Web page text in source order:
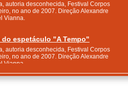
autoria desconhecida, Festival Corpos
no ano de 2007. Direção Alexandre
Vianna.
do espetáculo "A Tempo"
autoria desconhecida, Festival Corpos
no ano de 2007. Direção Alexandre
Vianna.